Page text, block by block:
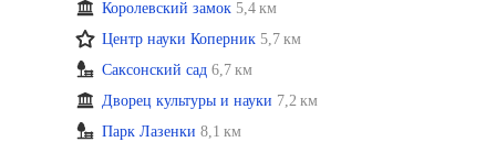
Королевский замок 5,4 км
Центр науки Коперник 5,7 км
Саксонский сад 6,7 км
Дворец культуры и науки 7,2 км
Парк Лазенки 8,1 км